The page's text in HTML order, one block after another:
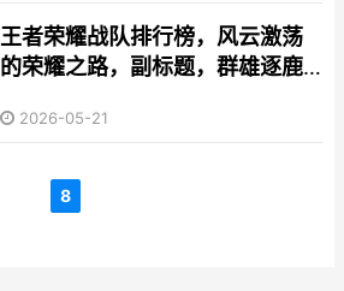
王者荣耀战队排行榜，风云激荡
的荣耀之路，副标题，群雄逐鹿
2026-05-21
8